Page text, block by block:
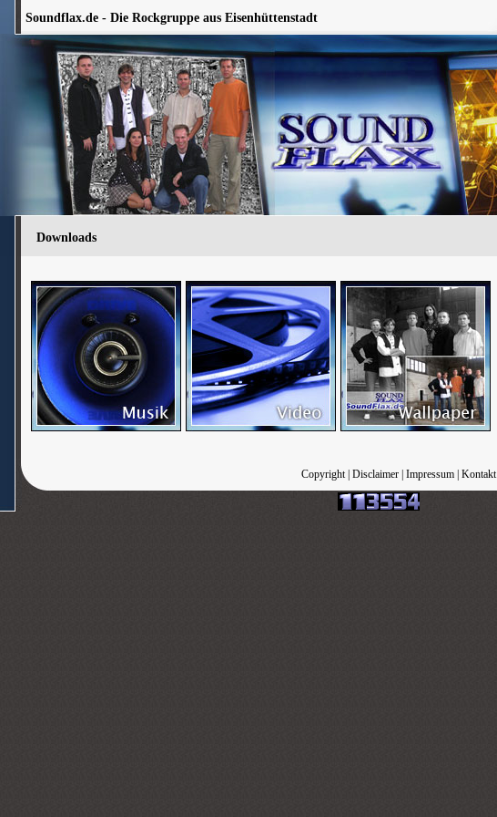
Soundflax.de - Die Rockgruppe aus Eisenhüttenstadt
Downloads
Copyright| Disclaimer Impressum Kontakt